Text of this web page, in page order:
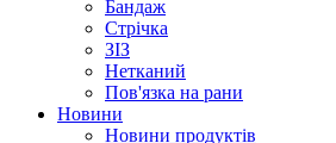
Бандаж
Стрічка
ЗІЗ
Нетканий
Пов'язка на рани
Новини
Новини продуктів